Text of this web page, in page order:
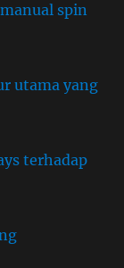
spin
utama yang
terhadap